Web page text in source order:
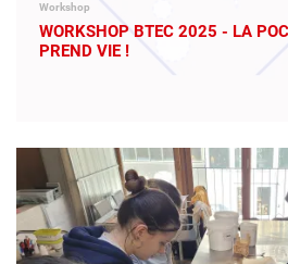
Workshop
WORKSHOP BTEC 2025 - LA
PREND VIE !